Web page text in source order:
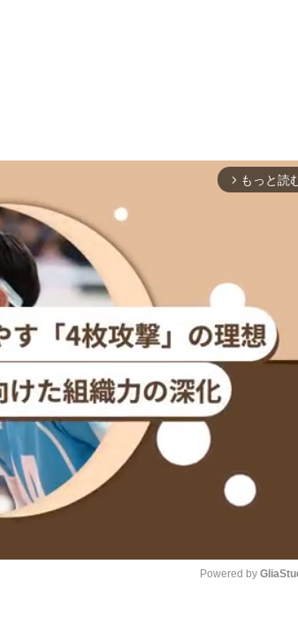
arrow_forward_ios もっと読
Powered by